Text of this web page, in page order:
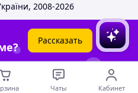
2008-2026
Рассказать
Чаты Кабинет